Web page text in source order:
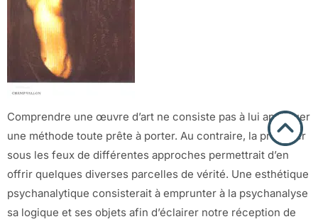
Comprendre une œuvre d’art ne consiste pas à lui appliquer
une méthode toute prête à porter. Au contraire, la proposer
sous les feux de différentes approches permettrait d’en
offrir quelques diverses parcelles de vérité. Une esthétique
psychanalytique consisterait à emprunter à la psychanalyse
sa logique et ses objets afin d’éclairer notre réception de